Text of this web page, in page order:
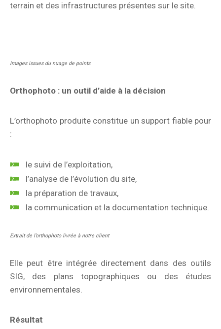
terrain et des infrastructures présentes sur le site.
Images issues du nuage de points
Orthophoto : un outil d’aide à la décision
L’orthophoto produite constitue un support fiable pour
:
le suivi de l’exploitation,
l’analyse de l’évolution du site,
la préparation de travaux,
la communication et la documentation technique.
Extrait de l’orthophoto livrée à notre client
Elle peut être intégrée directement dans des outils
SIG, des plans topographiques ou des études
environnementales.
Résultat